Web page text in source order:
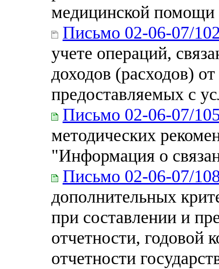
медицинской помощи
Письмо 02-06-07/
учете операций,
доходов (расходов)
предоставляемых с
Письмо 02-06-07/
методических
"Информация о
Письмо 02-06-07/
дополнительных
при составлении и
отчетности, годовой
отчетности